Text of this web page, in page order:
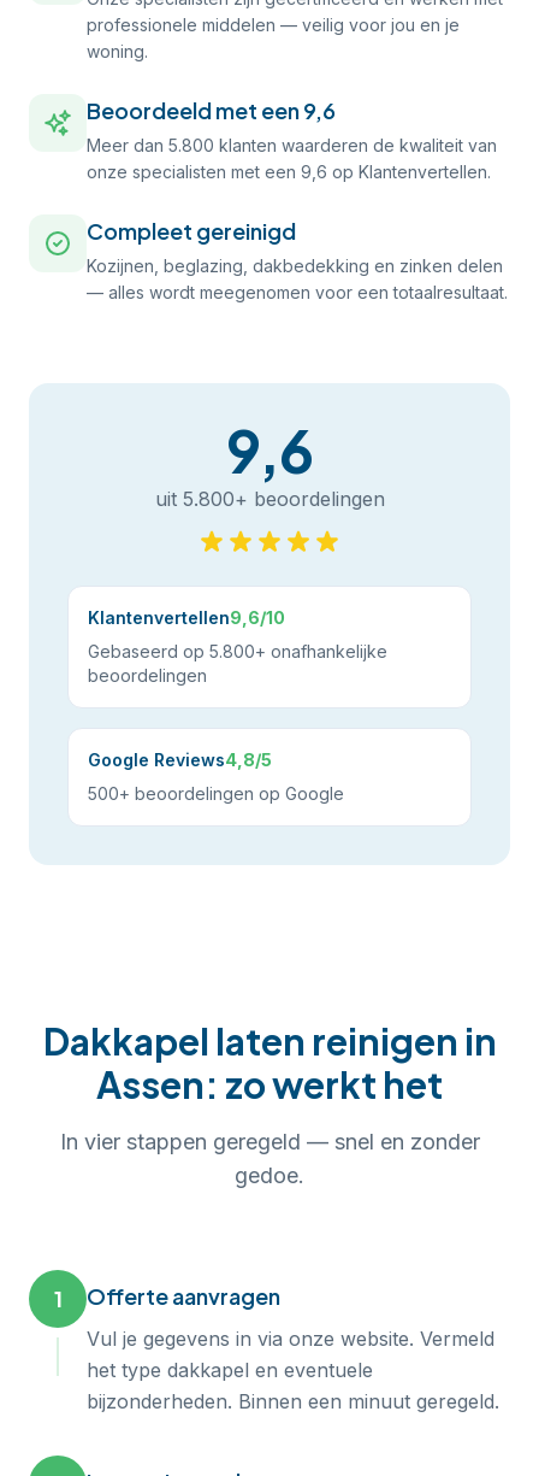
professionele middelen — veilig voor jou en je
woning.
Beoordeeld met een 9,6
Meer dan 5.800 klanten waarderen de kwaliteit van
onze specialisten met een 9,6 op Klantenvertellen.
Compleet gereinigd
Kozijnen, beglazing, dakbedekking en zinken delen
— alles wordt meegenomen voor een totaalresultaat.
9,6
uit 5.800+ beoordelingen
Klantenvertellen9,6/10
Gebaseerd op 5.800+ onafhankelijke
beoordelingen
Google Reviews4,8/5
500+ beoordelingen op Google
Dakkapel laten reinigen in
Assen: zo werkt het
In vierstappen geregeld — snel en zonder
gedoe.
1 Offerte aanvragen
Vul je gegevens in via onze website. Vermeld
het type dakkapel en eventuele
bijzonderheden. Binnen een minuut geregeld.